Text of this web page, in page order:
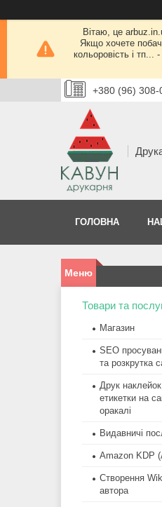
Вітаю, це
Якщо хочете
кольоровість і
+380 (96) 308-
ГОЛОВНА
Товари та
Магазин
SEO
та розкрутка
Друк
етикетки на
оракалі
Видавничі
Amazon KDP
Створення
автора